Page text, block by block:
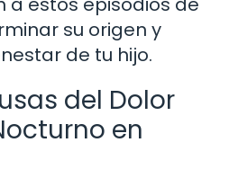
su origen y
de tu hijo.
del Dolor
en